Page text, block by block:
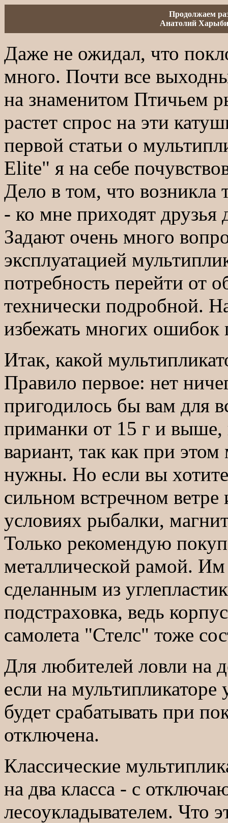
Продолжаем
Анатолий
Даже не ожидал, что
много. Почти все
на знаменитом Птичьем
растет спрос на эти
первой статьи о
Elite" я на себе
Дело в том, что возникла
- ко мне приходят друзья
Задают очень много
эксплуатацией
потребность перейти от
технически подробной.
избежать многих ошибок
Итак, какой
Правило первое: нет
пригодилось бы вам для
приманки от 15 г и выше,
вариант, так как при
нужны. Но если вы
сильном встречном
условиях рыбалки,
Только рекомендую
металлической рамой.
сделанным из
подстраховка, ведь
самолета "Стелс" тоже
Для любителей ловли на
если на мультипликаторе
будет срабатывать при
отключена.
Классические
на два класса - с
лесоукладывателем. Что